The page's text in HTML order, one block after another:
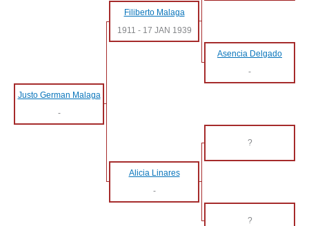
Filiberto Malaga
1911 - 17 JAN 1939
Asencia Delgado
-
Justo German Malaga
-
?
Alicia Linares
-
?